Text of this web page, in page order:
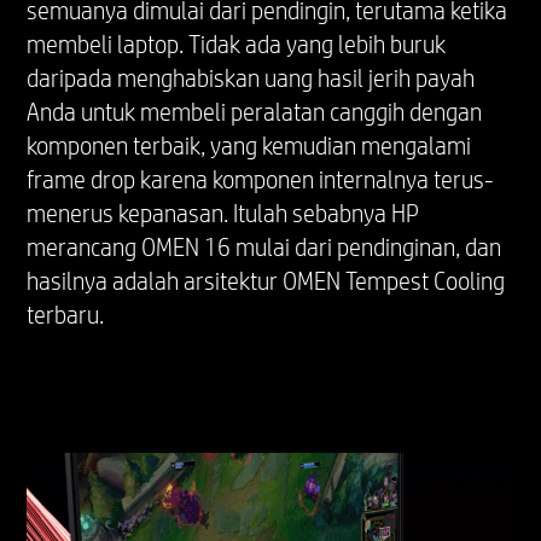
mendapatkan informasi lebih lanjut.
*Fitur dan perangkat lunak yang memerlukan
NPU dapat memerlukan pembelian, langganan,
atau pengaktifan perangkat lunak oleh
penyedia perangkat lunak atau platform.
Perangkat lunak pihak ketiga juga dapat
memiliki persyaratan konfigurasi atau
kompatibilitas khusus. Potensi kinerja inferensi
NPU berbeda-beda sesuai dengan penggunaan,
konfigurasi, perangkat lunak, dan faktor-faktor
GPU Laptop hingga NVIDIA® GeForce RTX™
5070 (GDDR7 8 GB dedicated)
semuanya dimulai dari pendingin, terutama ketika
membeli laptop. Tidak ada yang lebih buruk
daripada menghabiskan uang hasil jerih payah
Anda untuk membeli peralatan canggih dengan
komponen terbaik, yang kemudian mengalami
frame drop karena komponen internalnya terus-
menerus kepanasan. Itulah sebabnya HP
merancang OMEN 16 mulai dari pendinginan, dan
hasilnya adalah arsitektur OMEN Tempest Cooling
terbaru.